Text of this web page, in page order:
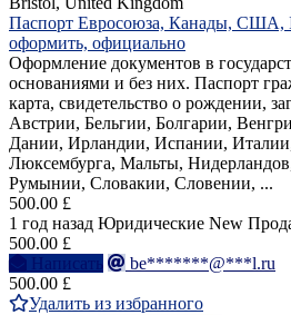
Паспорт Евросоюза, Канады, США,
оформить, официально
Оформление документов в
основаниями и без них. Паспорт
карта, свидетельство о рождении,
Австрии, Бельгии, Болгарии,
Дании, Ирландии, Испании,
Люксембурга, Мальты,
Румынии, Словакии, Словении, ...
500.00 £
1 год назад Юридические New
500.00 £
Написать
be*******@***l.ru
500.00 £
Удалить из избранного